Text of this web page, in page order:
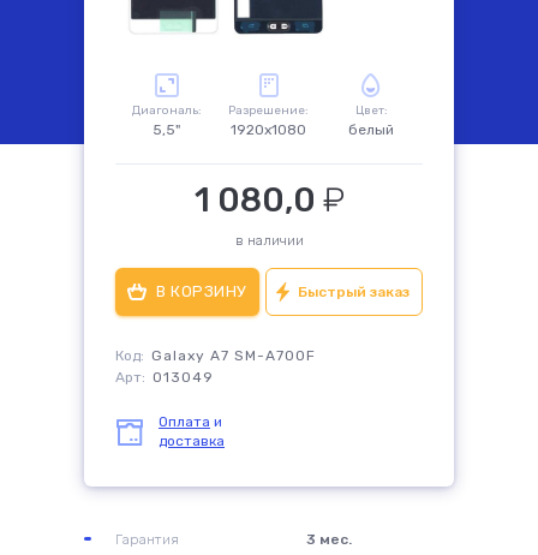
комплектующие
Диагональ:
5,5"
Разрешение:
1920x1080
Цвет:
белый
1 080,0 ₽
в наличии
Быстрый заказ
Код: Galaxy A7 SM-A700F
Арт: 013049
Оплата и
доставка
Гарантия 3 мес.